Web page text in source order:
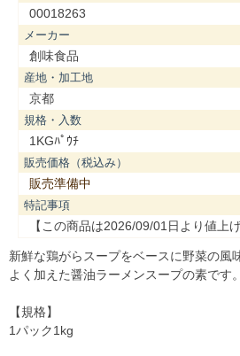
00018263
メーカー
創味食品
産地・加工地
京都
規格・入数
1KGﾊﾟｳﾁ
販売価格（税込み）
販売準備中
特記事項
【この商品は2026/09/01日より値上
新鮮な鶏がらスープをベースに野菜の風
よく加えた醤油ラーメンスープの素です。
【規格】
1パック1kg